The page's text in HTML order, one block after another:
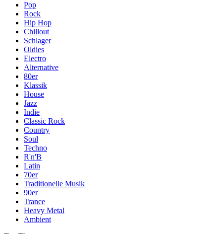
Pop
Rock
Hip Hop
Chillout
Schlager
Oldies
Electro
Alternative
80er
Klassik
House
Jazz
Indie
Classic Rock
Country
Soul
Techno
R'n'B
Latin
70er
Traditionelle Musik
90er
Trance
Heavy Metal
Ambient